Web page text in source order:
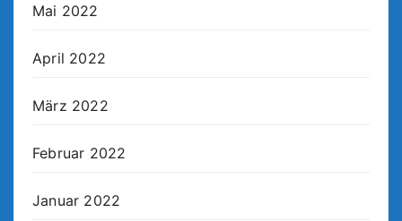
Mai 2022
April 2022
März 2022
Februar 2022
Januar 2022